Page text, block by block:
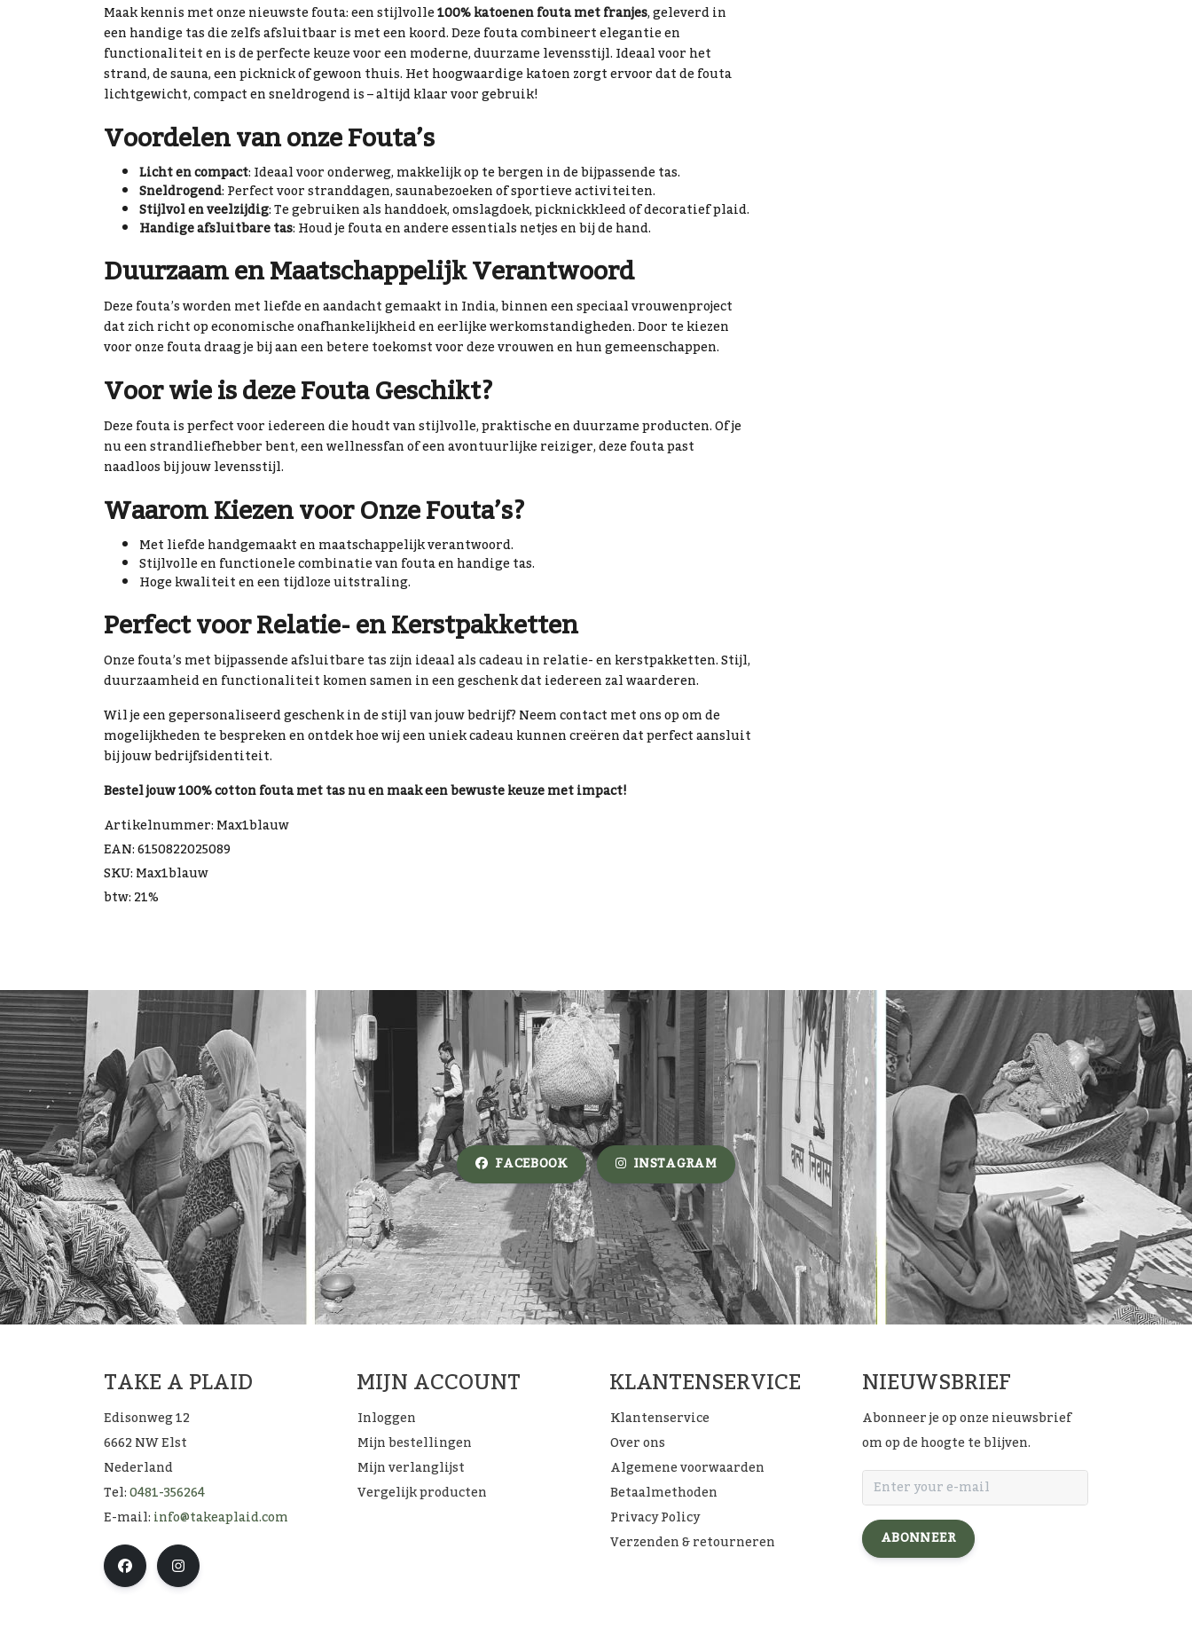
Maak kennis met onze nieuwste fouta: een stijlvolle100% katoenen fouta met franjes, geleverd in
een handige tas die zelfs afsluitbaar is met een koord. Deze fouta combineert elegantie en
functionaliteit en is de perfecte keuze voor een moderne, duurzame levensstijl. Ideaal voor het
strand, de sauna, een picknick of gewoon thuis. Het hoogwaardige katoen zorgt ervoor dat de fouta
lichtgewicht, compact en sneldrogend is – altijd klaar voor gebruik!
Voordelen van onze Fouta’s
Licht en compact: Ideaal voor onderweg, makkelijk op te bergen in de bijpassende tas.
Sneldrogend: Perfect voor stranddagen, saunabezoeken of sportieve activiteiten.
Stijlvol en veelzijdig: Te gebruiken als handdoek, omslagdoek, picknickkleed of decoratief plaid.
Handige afsluitbare tas: Houd je fouta en andere essentials netjes en bij de hand.
Duurzaam en Maatschappelijk Verantwoord
Deze fouta’s worden met liefde en aandacht gemaakt in India, binnen een speciaal vrouwenproject
dat zich richt op economische onafhankelijkheid en eerlijke werkomstandigheden. Door te kiezen
voor onze fouta draag je bij aan een betere toekomst voor deze vrouwen en hun gemeenschappen.
Voor wie is deze Fouta Geschikt?
Deze fouta is perfect voor iedereen die houdt van stijlvolle, praktische en duurzame producten. Of je
nu een strandliefhebber bent, een wellnessfan of een avontuurlijke reiziger, deze fouta past
naadloos bij jouw levensstijl.
Waarom Kiezen voor Onze Fouta’s?
Met liefde handgemaakt en maatschappelijk verantwoord.
Stijlvolle en functionele combinatie van fouta en handige tas.
Hoge kwaliteit en een tijdloze uitstraling.
Perfect voor Relatie- en Kerstpakketten
Onze fouta’s met bijpassende afsluitbare tas zijn ideaal als cadeau in relatie- en kerstpakketten. Stijl,
duurzaamheid en functionaliteit komen samen in een geschenk dat iedereen zal waarderen.
Wil je een gepersonaliseerd geschenk in de stijl van jouw bedrijf? Neem contact met ons op om de
mogelijkheden te bespreken en ontdek hoe wij een uniek cadeau kunnen creëren dat perfect aansluit
bij jouw bedrijfsidentiteit.
Bestel jouw 100% cotton fouta met tas nu en maak een bewuste keuze met impact!
Artikelnummer: Max1blauw
EAN: 6150822025089
SKU: Max1blauw
btw: 21%
FACEBOOK INSTAGRAM
TAKE A PLAID
Edisonweg 12
6662 NW Elst
Nederland
Tel:0481-356264
E-mail:info@takeaplaid.com
MIJN ACCOUNT
Inloggen
Mijn bestellingen
Mijn verlanglijst
Vergelijk producten
KLANTENSERVICE
Klantenservice
Over ons
Algemene voorwaarden
Betaalmethoden
Privacy Policy
Verzenden & retourneren
NIEUWSBRIEF
Abonneer je op onze nieuwsbrief
om op de hoogte te blijven.
ABONNEER